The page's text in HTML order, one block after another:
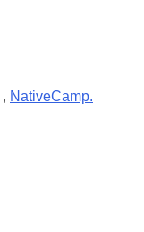
, NativeCamp.